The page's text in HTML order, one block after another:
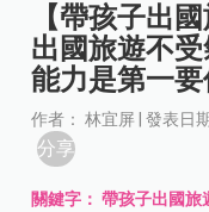
【帶孩子出
出國旅遊不
能力是第一
作者： 林宜屏 | 發表日
分享
關鍵字：帶孩子出國旅